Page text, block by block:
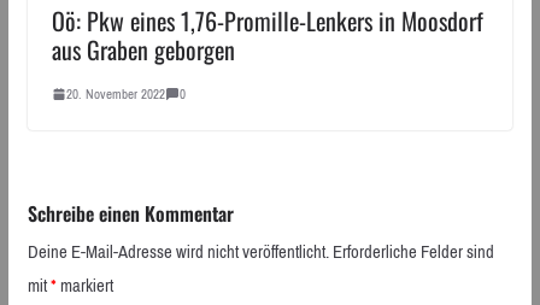
Oö: Pkw eines 1,76-Promille-Lenkers in Moosdorf
aus Graben geborgen
20. November 2022 0
Schreibe einen Kommentar
Deine E-Mail-Adresse wird nicht veröffentlicht.Erforderliche Felder sind
mit*markiert